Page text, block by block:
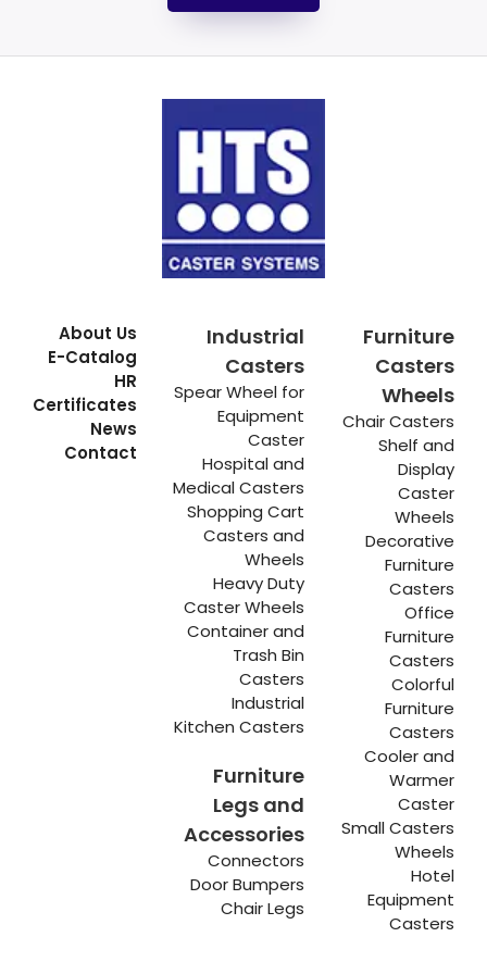
Furniture
Casters
Wheels
Chair Casters
Shelf and
Display
Caster
Wheels
Decorative
Furniture
Casters
Office
Furniture
Casters
Colorful
Furniture
Casters
Cooler and
Warmer
Caster
Small Casters
Wheels
Hotel
Equipment
Casters
Industrial
Casters
Spear Wheel for
Equipment
Caster
Hospital and
Medical Casters
Shopping Cart
Casters and
Wheels
Heavy Duty
Caster Wheels
Container and
Trash Bin
Casters
Industrial
Kitchen Casters
Furniture
Legs and
Accessories
Connectors
Door Bumpers
Chair Legs
About Us
E-Catalog
HR
Certificates
News
Contact